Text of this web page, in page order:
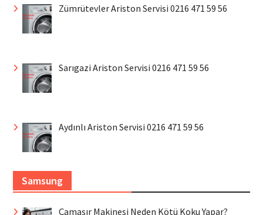
Zümrütevler Ariston Servisi 0216 471 59 56
Sarıgazi Ariston Servisi 0216 471 59 56
Aydınlı Ariston Servisi 0216 471 59 56
Samsung
Çamaşır Makinesi Neden Kötü Koku Yapar?